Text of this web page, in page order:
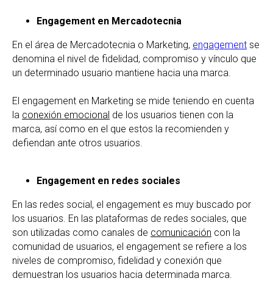
Engagement en Mercadotecnia
En el área de Mercadotecnia o Marketing, engagement se
denomina el nivel de fidelidad, compromiso y vínculo que
un determinado usuario mantiene hacia una marca.
El engagement en Marketing se mide teniendo en cuenta
la conexión emocional de los usuarios tienen con la
marca, así como en el que estos la recomienden y
defiendan ante otros usuarios.
Engagement en redes sociales
En las redes social, el engagement es muy buscado por
los usuarios. En las plataformas de redes sociales, que
son utilizadas como canales de comunicación con la
comunidad de usuarios, el engagement se refiere a los
niveles de compromiso, fidelidad y conexión que
demuestran los usuarios hacia determinada marca.